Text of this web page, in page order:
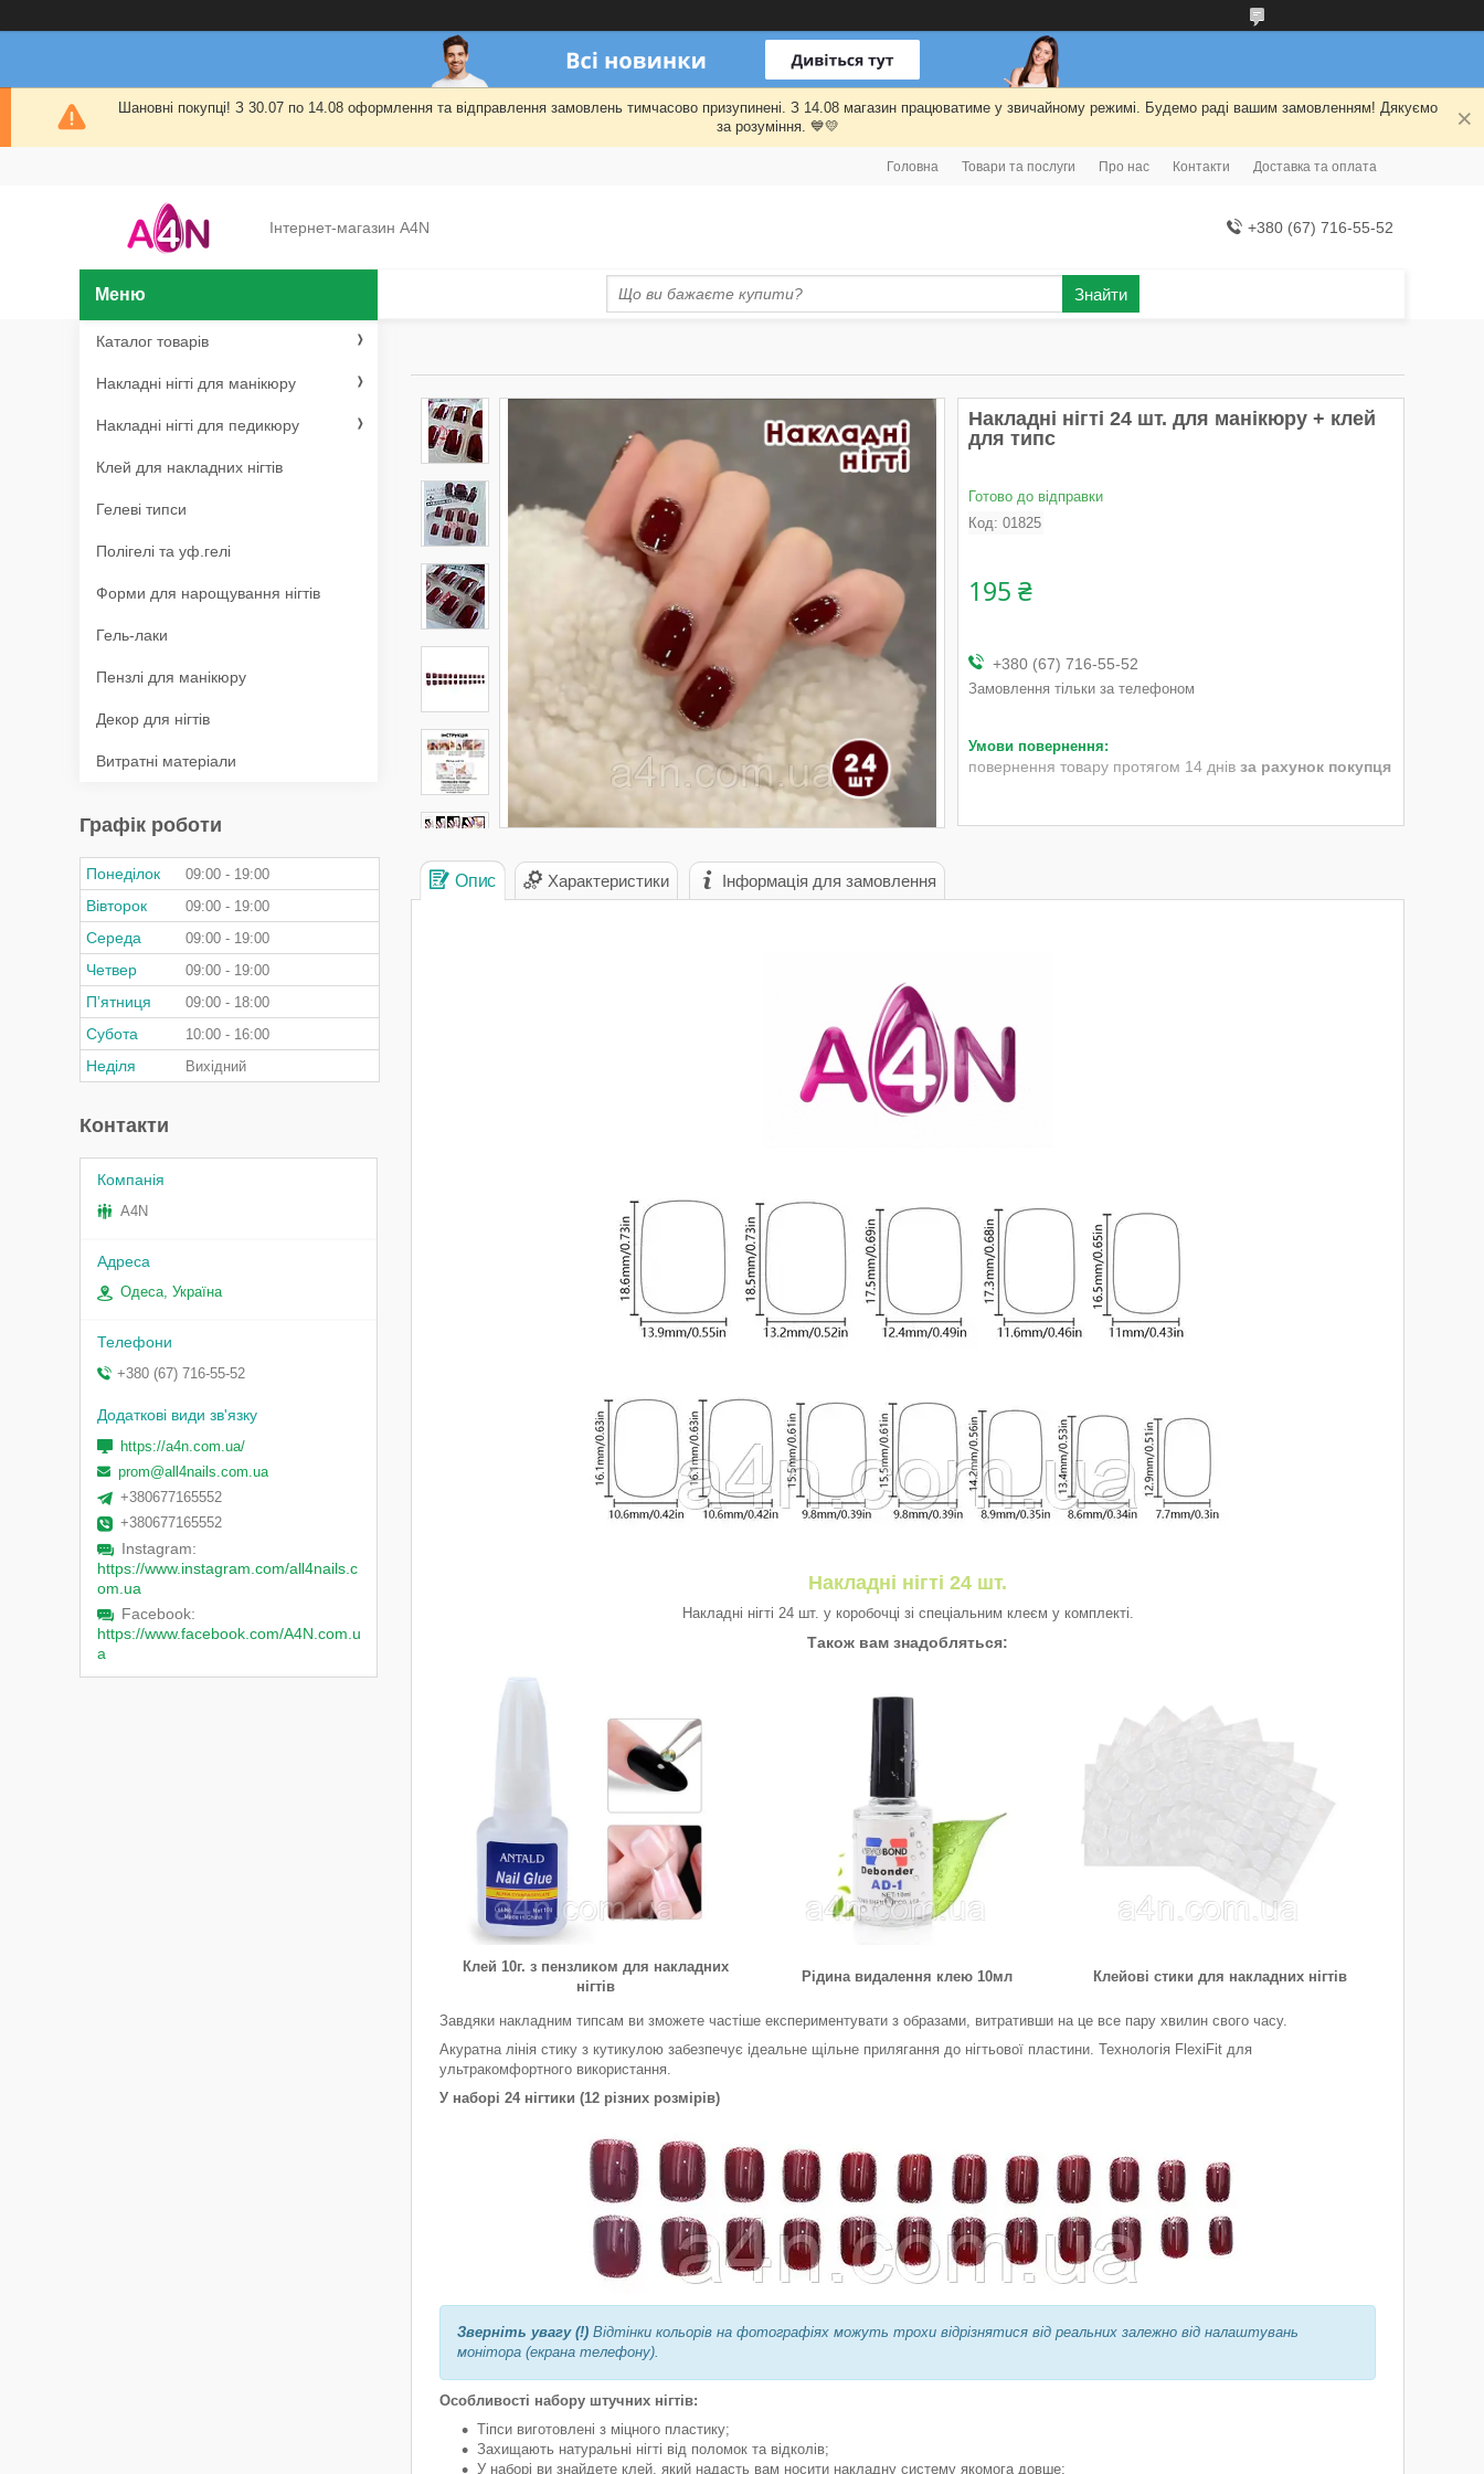
Шановні покупці! З 30.07 по 14.08 оформлення та відправлення замовлень тимчасово призупинені. З 14.08 магазин працюватиме у звичайному режимі. Будемо раді вашим замовленням! Дякуємо
за розуміння. 💙💛
Головна Товари та послуги Про нас Контакти Доставка та оплата
Інтернет-магазин A4N +380 (67) 716-55-52
Знайти
Накладні нігті 24 шт. для манікюру + клей
для типс
Готово до відправки
Код: 01825
195 ₴
+380 (67) 716-55-52
Замовлення тільки за телефоном
повернення товару протягом 14 днів за рахунок покупця
Опис Характеристики Інформація для замовлення
Накладні нігті 24 шт.
Накладні нігті 24 шт. у коробочці зі спеціальним клеєм у комплекті.
Також вам знадобляться:
Клей 10г. з пензликом для накладних
нігтів
Рідина видалення клею 10мл Клейові стики для накладних нігтів
Завдяки накладним типсам ви зможете частіше експериментувати з образами, витративши на це все пару хвилин свого часу.
Акуратна лінія стику з кутикулою забезпечує ідеальне щільне прилягання до нігтьової пластини. Технологія FlexiFit для
ультракомфортного використання.
У наборі 24 нігтики (12 різних розмірів)
Зверніть увагу (!) Відтінки кольорів на фотографіях можуть трохи відрізнятися від реальних залежно від налаштувань
монітора (екрана телефону).
Особливості набору штучних нігтів:
Тіпси виготовлені з міцного пластику;
Захищають натуральні нігті від поломок та відколів;
У наборі ви знайдете клей, який надасть вам носити накладну систему якомога довше;
Каталог товарів
Накладні нігті для манікюру
Накладні нігті для педикюру
Клей для накладних нігтів
Гелеві типси
Полігелі та уф.гелі
Форми для нарощування нігтів
Гель-лаки
Пензлі для манікюру
Декор для нігтів
Витратні матеріали
Графік роботи
Понеділок 09:00 19:00
Вівторок 09:00 19:00
Середа 09:00 19:00
Четвер 09:00 19:00
Пʼятниця 09:00 18:00
Субота 10:00 16:00
Неділя Вихідний
Контакти
A4N
Одеса, Україна
+380 (67) 716-55-52
https://a4n.com.ua/
prom@all4nails.com.ua
+380677165552
+380677165552
Instagram
https://www.instagram.com/all4nails.c
om.ua
Facebook
https://www.facebook.com/A4N.com.u
a